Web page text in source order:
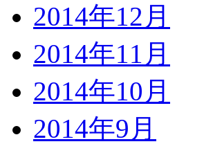
2014年12月
2014年11月
2014年10月
2014年9月